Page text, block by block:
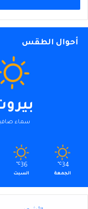
أحوال الطقس
سماء
34
℃
الجمعة
36
℃
السبت